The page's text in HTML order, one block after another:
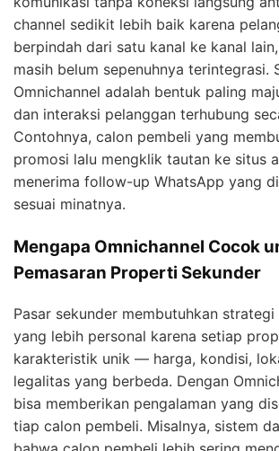
channel sedikit lebih baik karena
berpindah dari satu kanal ke kanal
masih belum sepenuhnya terintegrasi.
Omnichannel adalah bentuk paling
dan interaksi pelanggan terhubung
Contohnya, calon pembeli yang
promosi lalu mengklik tautan ke situs
menerima follow-up WhatsApp yang
sesuai minatnya.
Mengapa Omnichannel Cocok
Pemasaran Properti Sekunder
Pasar sekunder membutuhkan
yang lebih personal karena setiap
karakteristik unik — harga, kondisi,
legalitas yang berbeda. Dengan
bisa memberikan pengalaman yang
tiap calon pembeli. Misalnya, sistem